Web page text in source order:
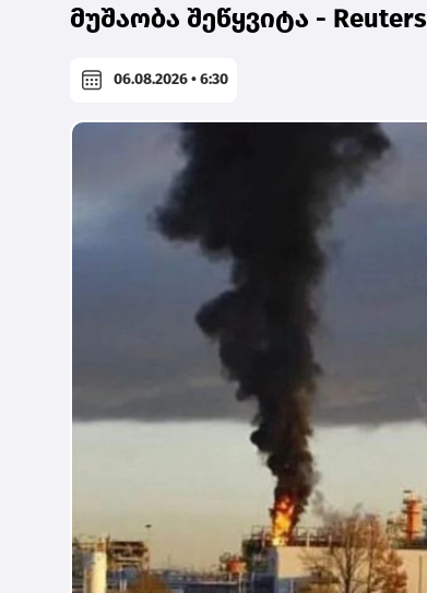
მუშაობა შეწყვიტა - Reuters
06.08.2026 • 6:30